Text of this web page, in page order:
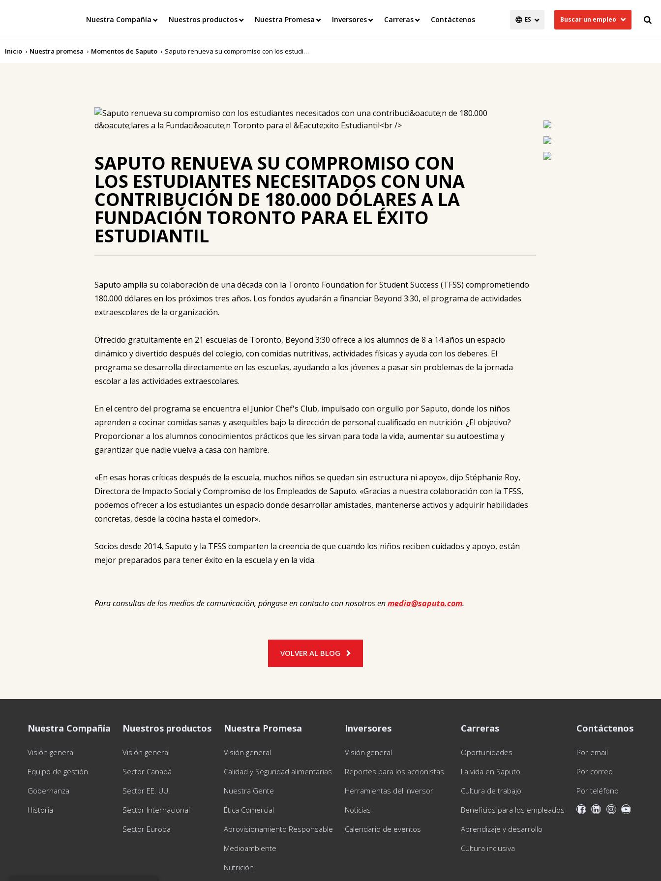
Nuestra Compañía Nuestros productos Nuestra Promesa Inversores Carreras Contáctenos Buscar un empleo
Inicio Nuestra promesa Momentos de Saputo Saputo renueva su compromiso con los estudiantes necesitados con una contribucin de 180.000 dlares a la Fundacin Toronto para el xito Estudiantil
SAPUTO RENUEVA SU COMPROMISO CON
LOS ESTUDIANTES NECESITADOS CON UNA
CONTRIBUCIÓN DE 180.000 DÓLARES A LA
FUNDACIÓN TORONTO PARA EL ÉXITO
ESTUDIANTIL
Saputo amplía su colaboración de una década con la Toronto Foundation for Student Success (TFSS) comprometiendo
180.000 dólares en los próximos tres años. Los fondos ayudarán a financiar Beyond 3:30, el programa de actividades
extraescolares de la organización.
Ofrecido gratuitamente en 21 escuelas de Toronto, Beyond 3:30 ofrece a los alumnos de 8 a 14 años un espacio
dinámico y divertido después del colegio, con comidas nutritivas, actividades físicas y ayuda con los deberes. El
programa se desarrolla directamente en las escuelas, ayudando a los jóvenes a pasar sin problemas de la jornada
escolar a las actividades extraescolares.
En el centro del programa se encuentra el Junior Chef's Club, impulsado con orgullo por Saputo, donde los niños
aprenden a cocinar comidas sanas y asequibles bajo la dirección de personal cualificado en nutrición. ¿El objetivo?
Proporcionar a los alumnos conocimientos prácticos que les sirvan para toda la vida, aumentar su autoestima y
garantizar que nadie vuelva a casa con hambre.
«En esas horas críticas después de la escuela, muchos niños se quedan sin estructura ni apoyo», dijo Stéphanie Roy,
Directora de Impacto Social y Compromiso de los Empleados de Saputo. «Gracias a nuestra colaboración con la TFSS,
podemos ofrecer a los estudiantes un espacio donde desarrollar amistades, mantenerse activos y adquirir habilidades
concretas, desde la cocina hasta el comedor».
Socios desde 2014, Saputo y la TFSS comparten la creencia de que cuando los niños reciben cuidados y apoyo, están
mejor preparados para tener éxito en la escuela y en la vida.
Para consultas de los medios de comunicación, póngase en contacto con nosotros enmedia@saputo.com.
VOLVER AL BLOG
Nuestra Compañía
Visión general
Equipo de gestión
Gobernanza
Historia
Nuestros productos
Visión general
Sector Canadá
Sector EE. UU.
Sector Internacional
Sector Europa
Nuestra Promesa
Visión general
Calidad y Seguridad alimentarias
Nuestra Gente
Ética Comercial
Aprovisionamiento Responsable
Medioambiente
Nutrición
Inversores
Visión general
Reportes para los accionistas
Herramientas del inversor
Noticias
Calendario de eventos
Carreras
Oportunidades
La vida en Saputo
Cultura de trabajo
Beneficios para los empleados
Aprendizaje y desarrollo
Cultura inclusiva
Contáctenos
Por email
Por correo
Por teléfono